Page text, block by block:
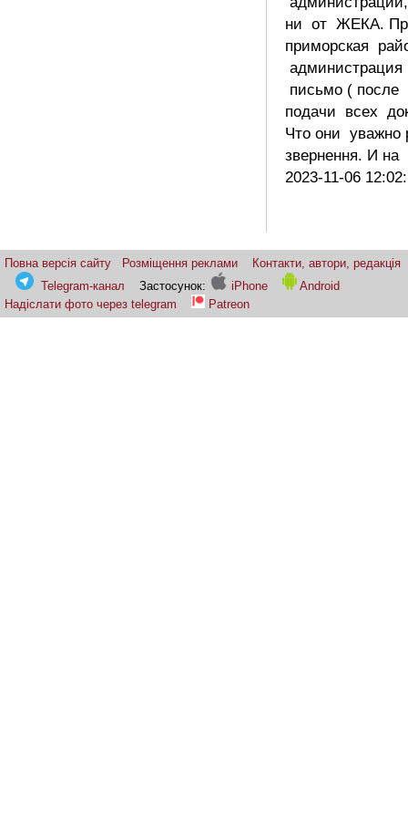
ни от ЖЕКА.
приморская
письмо (
подачи всех
Что они уважно
звернення. И
2023-11-06
Повна версія сайту Розміщення реклами
Контакти, автори, редакція
Telegram-канал
Застосунок: iPhone
Android
Надіслати фото через telegram
Patreon